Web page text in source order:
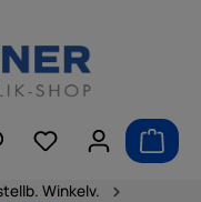
Winkelv.